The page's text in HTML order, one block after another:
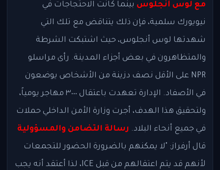
مع لوس أنجلوس بينما كانت الاحتجاجات في
نيويورك سلمية، فإن ذلك يتناقض مع تلك التي
شهدتها لوس أنجلوس، حيث اشتبكت الشرطة
والمتظاهرون في بعض أجزاء المدينة. رأى مراسلو
NPR على الأقل نصف دزينة من الأشخاص يوضعون
في الأصفاد. الإدارة تعهدت باعتقال ٣٠٠٠ مهاجر يومياً،
ولتحقيق هذا الهدف، أجرت وزارة الأمن الداخلي حملات
في جميع أنحاء البلاد. رسالة التضامن والمسؤولية
قال أرفراز: "لا يمكنهم بالضرورة الحضور للتجمعات
لأنهم قد يتم اعتقالهم من قبل ICE، لذا أعتقد أنه يجب